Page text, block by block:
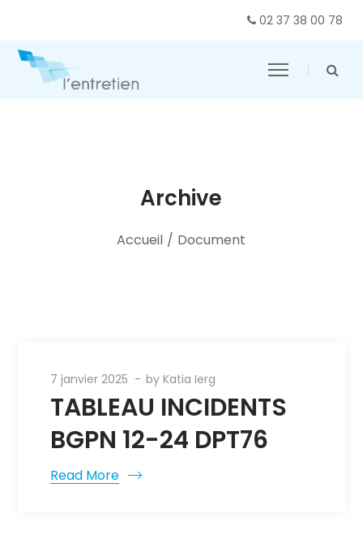
02 37 38 00 78
Archive
Accueil / Document
7 janvier 2025 byKatia Ierg
TABLEAU INCIDENTS
BGPN 12-24 DPT76
Read More